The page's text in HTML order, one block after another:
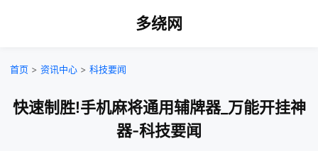
多绕网
首页 > 资讯中心 > 科技要闻
快速制胜!手机麻将通用辅牌器_万能开挂神
器-科技要闻